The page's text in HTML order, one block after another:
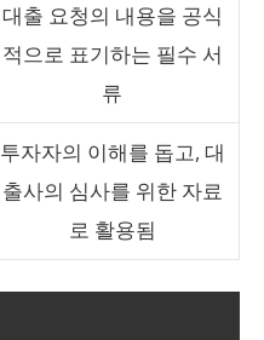
대출 요청의 내용을 공식
적으로 표기하는 필수 서
류
투자자의 이해를 돕고, 대
출사의 심사를 위한 자료
로 활용됨